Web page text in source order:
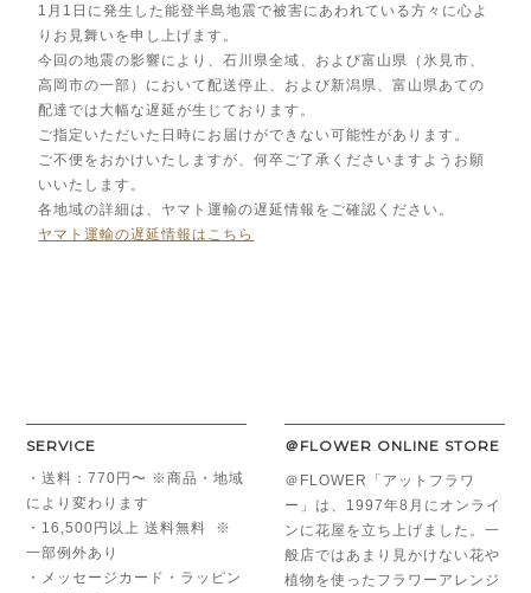
1月1日に発生した能登半島地震で被害にあわれている方々に心よ
りお見舞いを申し上げます。
今回の地震の影響により、石川県全域、および富山県（氷見市、
高岡市の一部）において配送停止、および新潟県、富山県あての
配達では大幅な遅延が生じております。
ご指定いただいた日時にお届けができない可能性があります。
ご不便をおかけいたしますが、何卒ご了承くださいますようお願
いいたします。
各地域の詳細は、ヤマト運輸の遅延情報をご確認ください。
ヤマト運輸の遅延情報はこちら
SERVICE
・送料：770円〜 ※商品・地域
により変わります
・16,500円以上 送料無料 ※
一部例外あり
・メッセージカード・ラッピン
＠FLOWER ONLINE STORE
＠FLOWER「アットフラワ
ー」は、1997年8月にオンライ
ンに花屋を立ち上げました。一
般店ではあまり見かけない花や
植物を使ったフラワーアレンジ